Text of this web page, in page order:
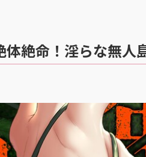
絶命！淫らな無人